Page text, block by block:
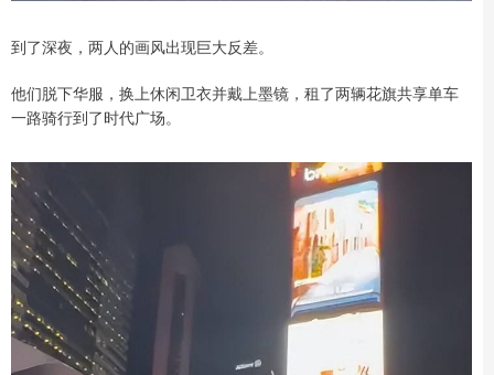
到了深夜，两人的画风出现巨大反差。
他们脱下华服，换上休闲卫衣并戴上墨镜，租了两辆花旗共享单车
一路骑行到了时代广场。